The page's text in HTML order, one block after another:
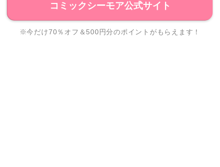
コミックシーモア公式サイト
※今だけ70％オフ＆500円分のポイントがもらえます！